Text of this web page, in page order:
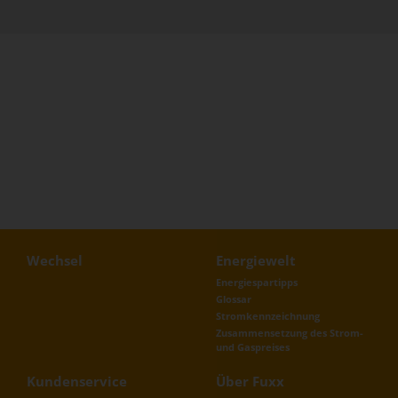
Wechsel Energiewelt
Energiespartipps
Glossar
Stromkennzeichnung
Zusammensetzung des Strom-
und Gaspreises
Kundenservice Über Fuxx